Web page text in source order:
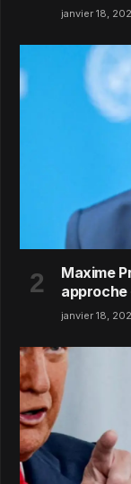
janvier 18,
Maxime
janvier 18,